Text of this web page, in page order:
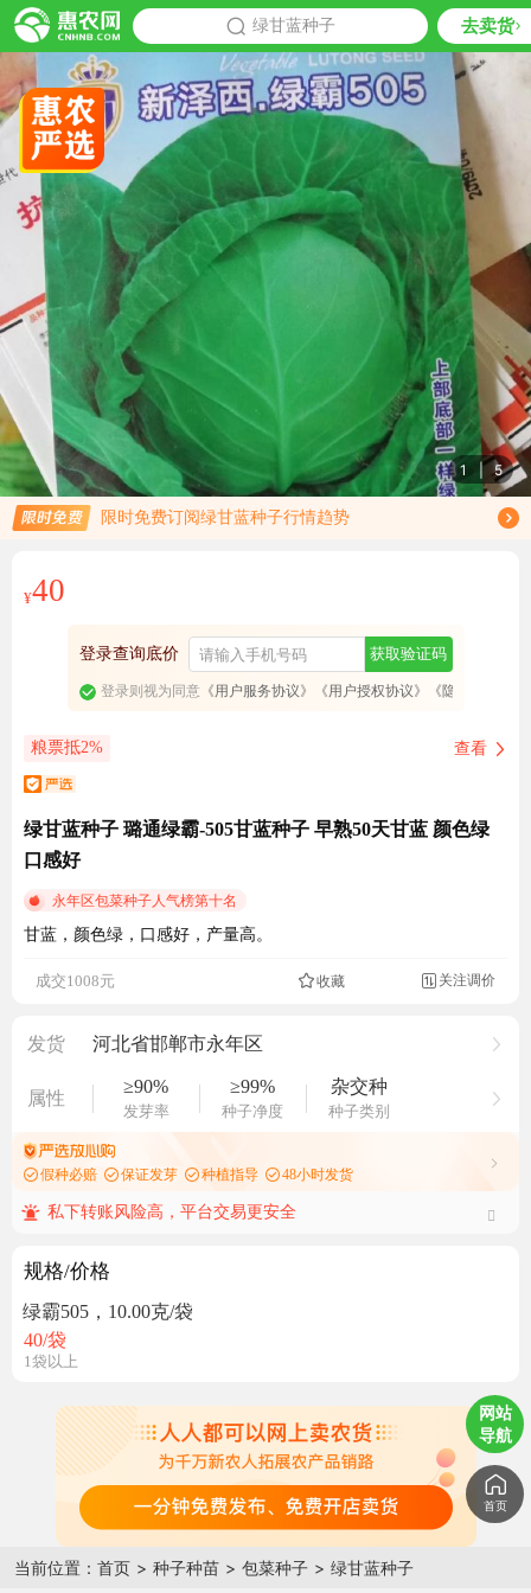
绿甘蓝种子 去卖货
1 | 5
限时免费订阅绿甘蓝种子行情趋势
¥40
登录查询底价 获取验证码
登录则视为同意《用户服务协议》 《用户授权协议》 《隐私政策》
粮票抵2% 查看
绿甘蓝种子 璐通绿霸-505甘蓝种子 早熟50天甘蓝 颜色绿
口感好
永年区包菜种子人气榜第十名
甘蓝，颜色绿，口感好，产量高。
成交1008元
收藏 关注调价
发货 河北省邯郸市永年区
属性
≥90%
发芽率
≥99%
种子净度
杂交种
种子类别
假种必赔 保证发芽 种植指导 48小时发货
私下转账风险高，平台交易更安全
规格/价格
绿霸505，10.00克/袋
40/袋
1袋以上
当前位置： 首页 > 种子种苗 > 包菜种子 > 绿甘蓝种子
网站
导航
首页